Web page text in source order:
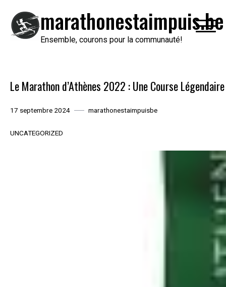
contenu
marathonestaimpuis.be
Ensemble, courons pour la communauté!
Le Marathon d’Athènes 2022 : Une Course
17 septembre 2024 marathonestaimpuisbe
UNCATEGORIZED